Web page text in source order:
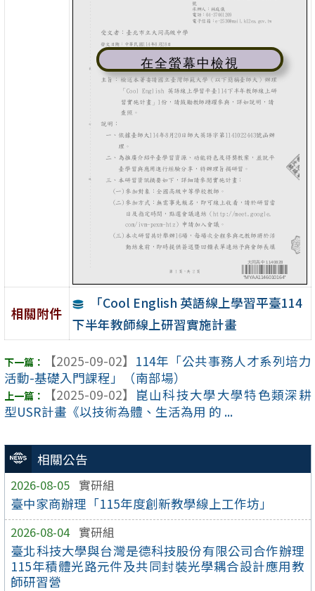
相關公告
2026-08-05 實研組
臺中家商辦理「115年度創新教學線上工作坊」
2026-08-04 實研組
臺北科技大學與台灣是德科技股份有限公司合作辦理
115年積體光路元件及共同封裝光學耦合設計應用教
師研習營
在全螢幕中檢視
相關附件
「Cool English 英語線上學習平臺114
下半年教師線上研習實施計畫
【2025-09-02】 114年「公共事務人才系列培力
活動-基礎入門課程」（南部場）
【2025-09-02】 崑山科技大學大學特色類深耕
型USR計畫《以技術為體、生活為用 的 ...